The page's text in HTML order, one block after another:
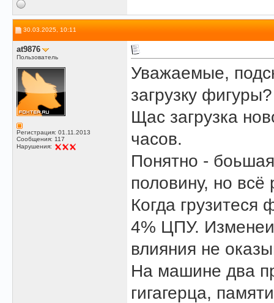
30.03.2025, 10:11
at9876
Пользователь
Регистрация: 01.11.2013
Сообщения: 117
Нарушения:
Уважаемые,
загрузку фигуры?
Щас загрузка
часов.
Понятно -
половину, но всё
Когда грузитеся
4% ЦПУ.
влияния не
На машине два
гигагерца,